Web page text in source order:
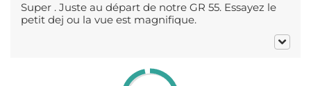
Super . Juste au départ de notre GR 55. Essayez le
petit dej ou la vue est magnifique.